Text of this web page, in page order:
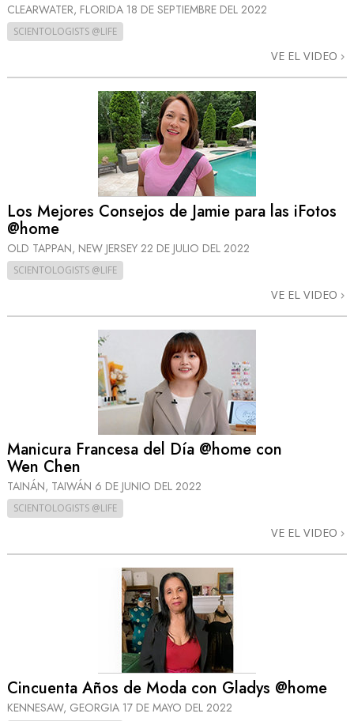
CLEARWATER, FLORIDA 18 DE SEPTIEMBRE DEL 2022
SCIENTOLOGISTS @LIFE
VE EL VIDEO
Los Mejores Consejos de Jamie para las iFotos
@home
OLD TAPPAN, NEW JERSEY 22 DE JULIO DEL 2022
SCIENTOLOGISTS @LIFE
VE EL VIDEO
Manicura Francesa del Día @home con
Wen Chen
TAINÁN, TAIWÁN 6 DE JUNIO DEL 2022
SCIENTOLOGISTS @LIFE
VE EL VIDEO
Cincuenta Años de Moda con Gladys @home
KENNESAW, GEORGIA 17 DE MAYO DEL 2022